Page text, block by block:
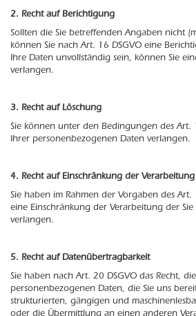
2. Recht auf Berichtigung
Sollten die Sie betreffenden Angaben nicht
können Sie nach Art. 16 DSGVO eine
Ihre Daten unvollständig sein, können Sie
verlangen.
3. Recht auf Löschung
Sie können unter den Bedingungen des Art.
Ihrer personenbezogenen Daten verlangen.
4. Recht auf Einschränkung der Verarbeitung
Sie haben im Rahmen der Vorgaben des Art.
eine Einschränkung der Verarbeitung der
verlangen.
5. Recht auf Datenübertragbarkeit
Sie haben nach Art. 20 DSGVO das Recht,
personenbezogenen Daten, die Sie uns
strukturierten, gängigen und
oder die Übermittlung an einen anderen